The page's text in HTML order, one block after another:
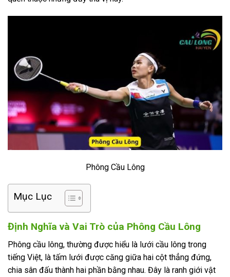
Phông Cầu Lông
Mục Lục
Định Nghĩa và Vai Trò của Phông Cầu Lông
Phông cầu lông, thường được hiểu là lưới cầu lông trong
tiếng Việt, là tấm lưới được căng giữa hai cột thẳng đứng,
chia sân đấu thành hai phần bằng nhau. Đây là ranh giới vật